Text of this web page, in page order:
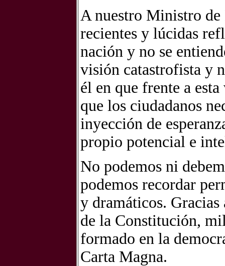
A nuestro Ministro de
recientes y lúcidas
nación y no se
visión catastrofista y
él en que frente a
que los ciudadanos
inyección de
propio potencial e
No podemos ni
podemos recordar
y dramáticos. Gracias
de la Constitución,
formado en la
Carta Magna.